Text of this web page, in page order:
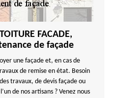
FACADE,
de façade
une façade et, en cas de
de remise en état. Besoin
travaux, de devis façade ou
de nos artisans ? Venez nous